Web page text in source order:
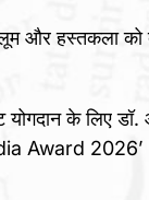
और हस्तकला को
योगदान के लिए डॉ.
Award 2026’